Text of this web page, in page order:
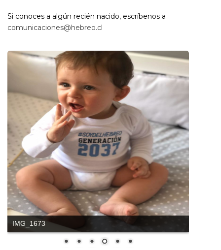
Si conoces a algún recién nacido, escríbenos a
comunicaciones@hebreo.cl
IMG_1673